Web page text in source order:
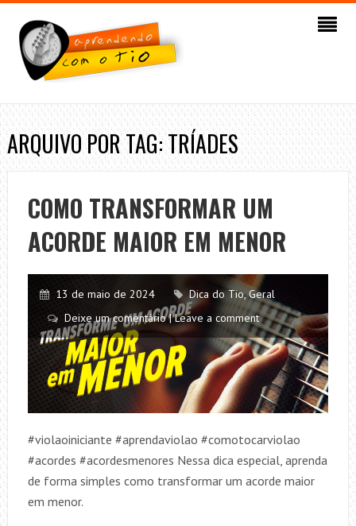
ARQUIVO POR TAG: TRÍADES
COMO TRANSFORMAR UM
ACORDE MAIOR EM MENOR
13 de maio de 2024 Dica do Tio,Geral
Deixe um comentário | Leave a comment
#violaoiniciante #aprendaviolao #comotocarviolao
#acordes #acordesmenores Nessa dica especial, aprenda
de forma simples como transformar um acorde maior
em menor.